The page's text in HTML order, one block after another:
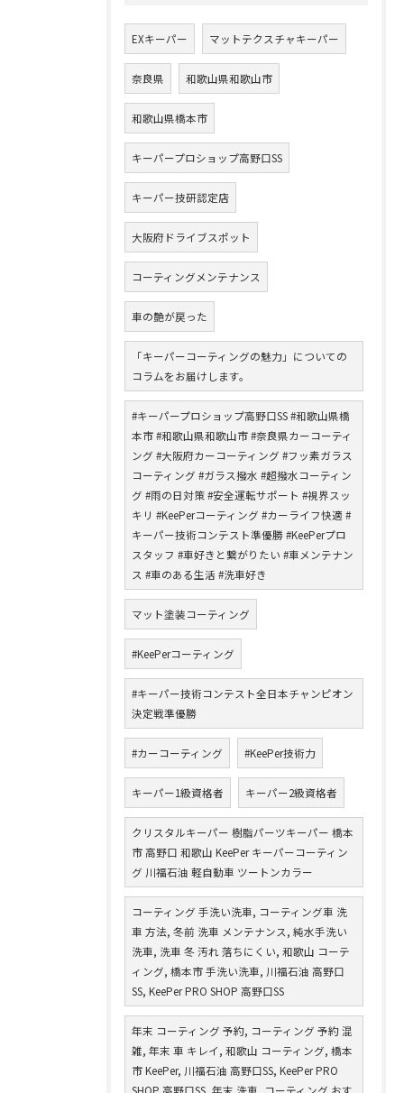
EXキーパー マットテクスチャキーパー
奈良県 和歌山県和歌山市
和歌山県橋本市
キーパープロショップ高野口SS
キーパー技研認定店
大阪府ドライブスポット
コーティングメンテナンス
車の艶が戻った
「キーパーコーティングの魅力」についての
コラムをお届けします。
#キーパープロショップ高野口SS #和歌山県橋
本市 #和歌山県和歌山市 #奈良県カーコーティ
ング #大阪府カーコーティング #フッ素ガラス
コーティング #ガラス撥水 #超撥水コーティン
グ #雨の日対策 #安全運転サポート #視界スッ
キリ #KeePerコーティング #カーライフ快適 #
キーパー技術コンテスト準優勝 #KeePerプロ
スタッフ #車好きと繋がりたい #車メンテナン
ス #車のある生活 #洗車好き
マット塗装コーティング
#KeePerコーティング
#キーパー技術コンテスト全日本チャンピオン
決定戦準優勝
#カーコーティング #KeePer技術力
キーパー1級資格者 キーパー2級資格者
クリスタルキーパー 樹脂パーツキーパー 橋本
市 高野口 和歌山 KeePer キーパーコーティン
グ 川福石油 軽自動車 ツートンカラー
コーティング 手洗い洗車, コーティング車 洗
車 方法, 冬前 洗車 メンテナンス, 純水手洗い
洗車, 洗車 冬 汚れ 落ちにくい, 和歌山 コーテ
ィング, 橋本市 手洗い洗車, 川福石油 高野口
SS, KeePer PRO SHOP 高野口SS
年末 コーティング 予約, コーティング 予約 混
雑, 年末 車 キレイ, 和歌山 コーティング, 橋本
市 KeePer, 川福石油 高野口SS, KeePer PRO
SHOP 高野口SS, 年末 洗車, コーティング おす